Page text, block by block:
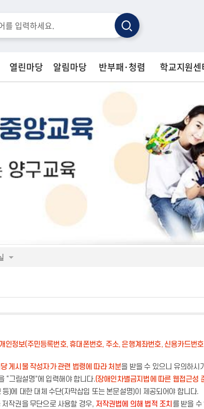
검
열린마당 알림마당 반부패·청렴 학교지원센
개인정보(주민등록번호, 휴대폰번호, 주소, 은행계좌번호, 신용카드번
게시물 작성자가 관련 법령에 따라 처분을 받을 수 있으니 유의하시
“그림설명”에 입력해야 합니다.(장애인차별금지법에 따른 웹접근성
)에 대한 대체 수단(자막삽입 또는 본문설명)이 제공되어야 합니다.
작권을 무단으로 사용할 경우, 저작권법에 의해 법적 조치 를 받을